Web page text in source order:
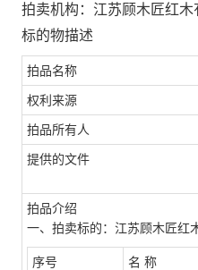
拍卖机构：江苏顾木匠红木
标的物描述
拍品名称
权利来源
拍品所有人
提供的文件
拍品介绍
一、 拍卖标的： 江苏顾木匠红
序号 名 称